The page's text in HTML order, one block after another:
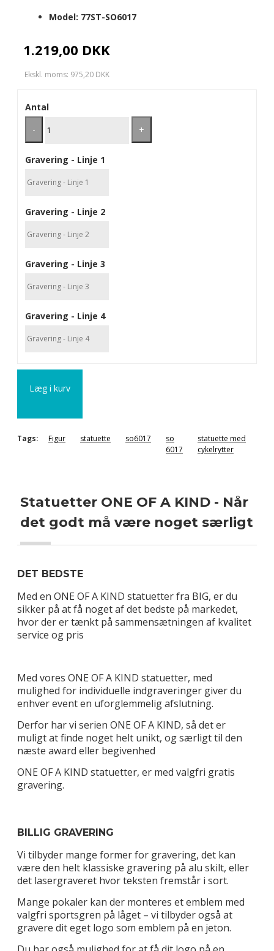
1.219,00 DKK
Ekskl. moms: 975,20 DKK
Model: 77ST-SO6017
Antal
-
+
Gravering - Linje 1
Gravering - Linje 2
Gravering - Linje 3
Gravering - Linje 4
Læg i kurv
Tags: Figur statuette so6017
so
6017
statuette med
cykelrytter
Statuetter ONE OF A KIND - Når
det godt må være noget særligt
DET BEDSTE
Med en ONE OF A KIND statuetter fra BIG, er du
sikker på at få noget af det bedste på markedet,
hvor der er tænkt på sammensætningen af kvalitet
service og pris
Med vores ONE OF A KIND statuetter, med
mulighed for individuelle indgraveringer giver du
enhver event en uforglemmelig afslutning.
Derfor har vi serien ONE OF A KIND, så det er
muligt at finde noget helt unikt, og særligt til den
næste award eller begivenhed
ONE OF A KIND statuetter, er med valgfri gratis
gravering.
BILLIG GRAVERING
Vi tilbyder mange former for gravering, det kan
være den helt klassiske gravering på alu skilt, eller
det lasergraveret hvor teksten fremstår i sort.
Mange pokaler kan der monteres et emblem med
valgfri sportsgren på låget – vi tilbyder også at
gravere dit eget logo som emblem på en jeton.